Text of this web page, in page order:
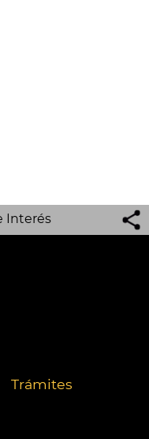
Interés
Trámites